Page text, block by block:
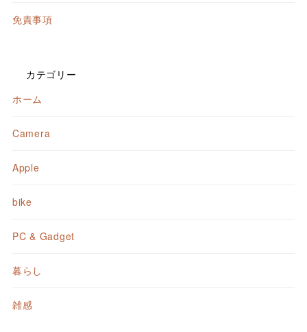
免責事項
カテゴリー
ホーム
Camera
Apple
bike
PC & Gadget
暮らし
雑感